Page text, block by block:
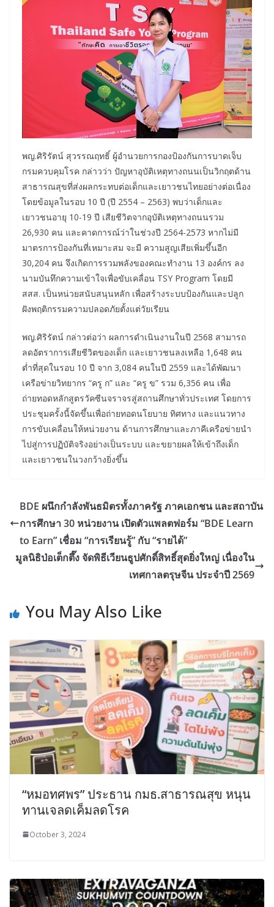
พญ.ศิริรัตน์ สุวรรณฤทธิ์ ผู้อำนวยการกองป้องกันการบาดเจ็บ
กรมควบคุมโรค กล่าวว่า ปัญหาอุบัติเหตุทางถนนเป็นวิกฤตด้าน
สาธารณสุขที่ส่งผลกระทบต่อเด็กและเยาวชนไทยอย่างต่อเนื่อง
โดยข้อมูลในรอบ 10 ปี (ปี 2554 – 2563) พบว่าเด็กและ
เยาวชนอายุ 10-19 ปี เสียชีวิตจากอุบัติเหตุทางถนนรวม
26,930 คน และคาดการณ์ว่าในช่วงปี 2564-2573 หากไม่มี
มาตรการป้องกันที่เหมาะสม จะมี ความสูญเสียเพิ่มขึ้นอีก
30,204 คน จึงเกิดการรวมพลังของคณะทำงาน 13 องค์กร ลง
นามบันทึกความเข้าใจเพื่อขับเคลื่อน TSY Program โดยมี
สสส. เป็นหน่วยสนับสนุนหลัก เพื่อสร้างระบบป้องกันและปลูก
ฝังพฤติกรรมความปลอดภัยตั้งแต่วัยเรียน
พญ.ศิริรัตน์ กล่าวต่อว่า ผลการดำเนินงานในปี 2568 สามารถ
ลดอัตราการเสียชีวิตของเด็ก และเยาวชนลงเหลือ 1,648 คน
ต่ำที่สุดในรอบ 10 ปี จาก 3,084 คนในปี 2559 และได้พัฒนา
เครือข่ายวิทยากร “ครู ก” และ “ครู ข” รวม 6,356 คน เพื่อ
ถ่ายทอดหลักสูตรวัคซีนจราจรสู่สถานศึกษาทั่วประเทศ โดยการ
ประชุมครั้งนี้จัดขึ้นเพื่อถ่ายทอดนโยบาย ทิศทาง และแนวทาง
การขับเคลื่อนให้หน่วยงาน ด้านการศึกษาและภาคีเครือข่ายนำ
ไปสู่การปฏิบัติจริงอย่างเป็นระบบ และขยายผลให้เข้าถึงเด็ก
และเยาวชนในวงกว้างยิ่งขึ้น
BDE ผนึกกำลังพันธมิตรทั้งภาครัฐ ภาคเอกชน และสถาบัน
การศึกษา 30 หน่วยงาน เปิดตัวแพลตฟอร์ม “BDE Learn
to Earn” เชื่อม “การเรียนรู้” กับ “รายได้”
มูลนิธิป่อเต็กตึ๊ง จัดพิธีเวียนธูปศักดิ์สิทธิ์สุดยิ่งใหญ่ เนื่องใน
เทศกาลตรุษจีน ประจำปี 2569
You May Also Like
“หมอทศพร” ประธาน กมธ.สาธารณสุข หนุน
ทานเจลดเค็มลดโรค
October 3, 2024